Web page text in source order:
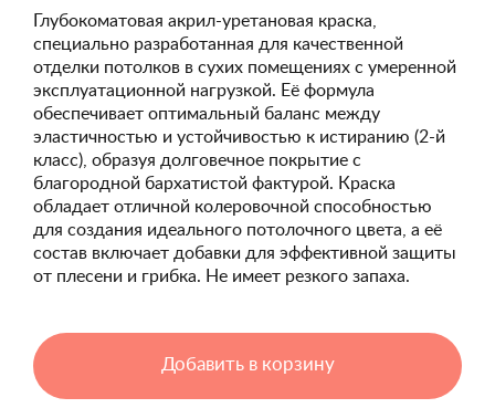
Глубокоматовая акрил-уретановая краска,
специально разработанная для качественной
отделки потолков в сухих помещениях с умеренной
эксплуатационной нагрузкой. Её формула
обеспечивает оптимальный баланс между
эластичностью и устойчивостью к истиранию (2-й
класс), образуя долговечное покрытие с
благородной бархатистой фактурой. Краска
обладает отличной колеровочной способностью
для создания идеального потолочного цвета, а её
состав включает добавки для эффективной защиты
от плесени и грибка. Не имеет резкого запаха.
Добавить в корзину